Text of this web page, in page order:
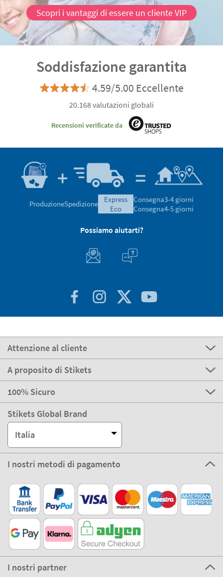
Scopri i vantaggi di essere un cliente VIP
Soddisfazione garantita
4.59/5.00 Eccellente
20.168 valutazioni globali
Recensioni verificate da
ProduzioneSpedizione
express
eco
Consegna3-4 giorni
Consegna4-5 giorni
Possiamo aiutarti?
Attenzione al cliente
A proposito di Stikets
100% Sicuro
Stikets Global Brand
Italia
I nostri metodi di pagamento
I nostri partner